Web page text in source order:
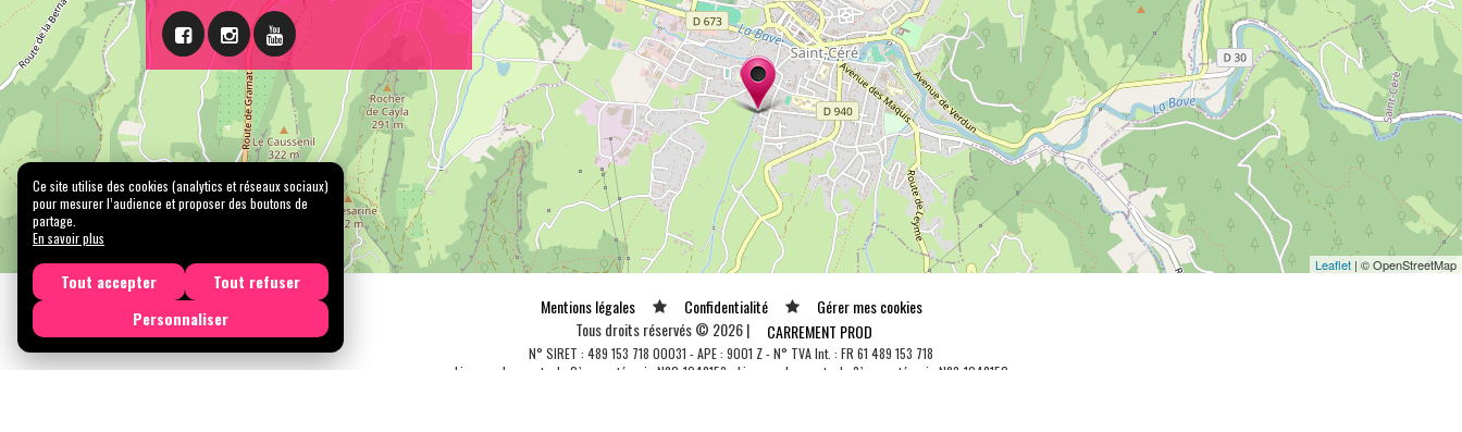
Leaflet | © OpenStreetMap
Mentions légales Confidentialité
Gérer mes cookies
Tous droits réservés © 2026 |
CARREMENT PROD
N° SIRET : 489 153 718 00031 - APE : 9001 Z - N° TVA Int. : FR 61 489 153 718
Licence de spectacle 2ème catégorie N°2-1048153 - Licence de spectacle 3ème catégorie N°3-1048152
Ce site utilise des cookies (analytics et réseaux sociaux)
pour mesurer l’audience et proposer des boutons de
partage.
En savoir plus
Tout accepter
Tout refuser
Personnaliser